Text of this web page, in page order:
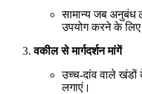
सामान्य जब अनुबंध
उपयोग करने के लिए
वकील से मार्गदर्शन मांगें
उच्च-दांव वाले खंडों
लगाएं।